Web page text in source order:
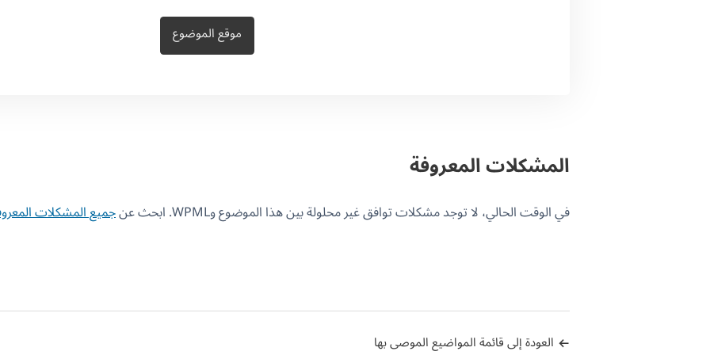
موقع الموضوع
المشكلات المعروفة
في الوقت الحالي، لا توجد مشكلات توافق غير محلولة بين هذا الموضوع وWPML. ابحث عن جميع المشكلات
العودة إلى قائمة المواضيع الموصى بها